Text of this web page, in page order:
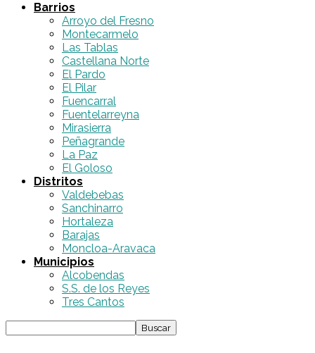
Barrios
Arroyo del Fresno
Montecarmelo
Las Tablas
Castellana Norte
El Pardo
El Pilar
Fuencarral
Fuentelarreyna
Mirasierra
Peñagrande
La Paz
El Goloso
Distritos
Valdebebas
Sanchinarro
Hortaleza
Barajas
Moncloa-Aravaca
Municipios
Alcobendas
S.S. de los Reyes
Tres Cantos